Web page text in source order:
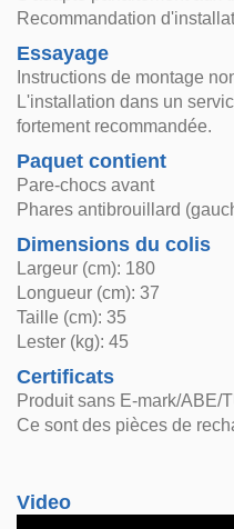
Recommandation
Essayage
Instructions de montage
L'installation dans un
fortement recommandée.
Paquet contient
Pare-chocs avant
Phares antibrouillard
Dimensions du colis
Largeur (cm): 180
Longueur (cm): 37
Taille (cm): 35
Lester (kg): 45
Certificats
Produit sans E-mark/ABE/
Ce sont des pièces de
Video